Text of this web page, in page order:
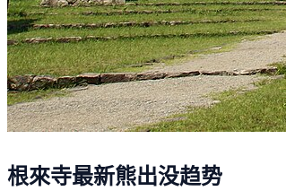
根來寺最新熊出没趋势